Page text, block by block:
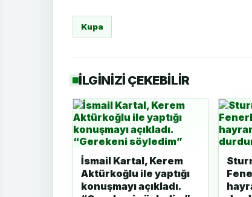
Kupa
İLGİNİZİ ÇEKEBİLİR
İsmail Kartal, Kerem
Aktürkoğlu ile yaptığı
konuşmayı açıkladı.